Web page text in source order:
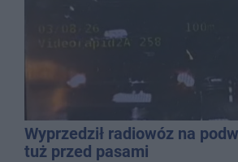
Wyprzedził radiowóz na
tuż przed pasami